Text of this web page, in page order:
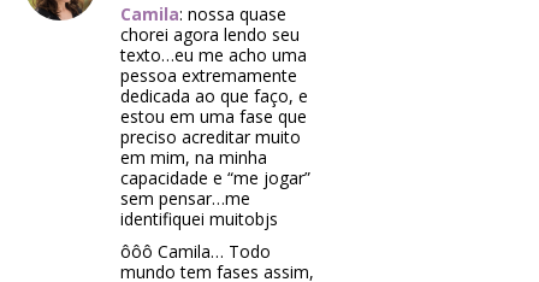
Camila: nossa quase
chorei agora lendo seu
texto…eu me acho uma
pessoa extremamente
dedicada ao que faço, e
estou em uma fase que
preciso acreditar muito
em mim, na minha
capacidade e “me jogar”
sem pensar…me
identifiquei muitobjs
ôôô Camila… Todo
mundo tem fases assim,